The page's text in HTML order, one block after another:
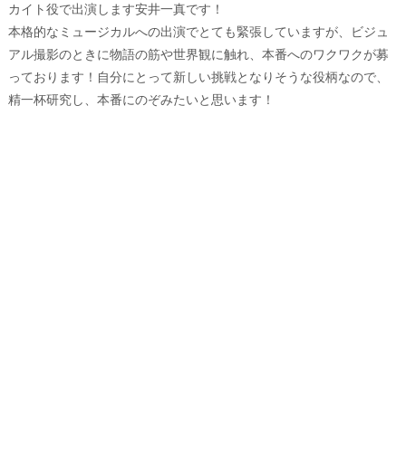
カイト役で出演します安井一真です！
本格的なミュージカルへの出演でとても緊張していますが、ビジュ
アル撮影のときに物語の筋や世界観に触れ、本番へのワクワクが募
っております！自分にとって新しい挑戦となりそうな役柄なので、
精一杯研究し、本番にのぞみたいと思います！